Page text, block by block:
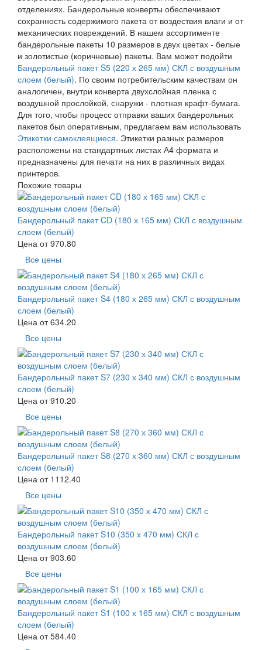
отделениях. Бандерольные конверты обеспечивают
сохранность содержимого пакета от воздествия влаги и от
механических повреждений. В нашем ассортименте
бандерольные пакеты 10 размеров в двух цветах - белые
и золотистые (коричневые) пакеты. Вам может подойти
Бандерольный пакет S5 (220 х 265 мм) СКЛ с воздушным
слоем (белый). По своим потребительским качествам он
аналогичен, внутри конверта двухслойная пленка с
воздушной прослойкой, снаружи - плотная крафт-бумага.
Для того, чтобы процесс отправки ваших бандерольных
пакетов был оперативным, предлагаем вам использовать
Этикетки самоклеящиеся. Этикетки разных размеров
расположены на стандартных листах А4 формата и
предназначены для печати на них в различных видах
принтеров.
Похожие товары
Бандерольный пакет CD (180 х 165 мм) СКЛ с воздушным
слоем (белый)
Цена от970.80
Все цены
Бандерольный пакет S4 (180 х 265 мм) СКЛ с воздушным
слоем (белый)
Цена от634.20
Все цены
Бандерольный пакет S7 (230 х 340 мм) СКЛ с воздушным
слоем (белый)
Цена от910.20
Все цены
Бандерольный пакет S8 (270 х 360 мм) СКЛ с воздушным
слоем (белый)
Цена от 1112.40
Все цены
Бандерольный пакет S10 (350 х 470 мм) СКЛ с
воздушным слоем (белый)
Цена от903.60
Все цены
Бандерольный пакет S1 (100 х 165 мм) СКЛ с воздушным
слоем (белый)
Цена от584.40